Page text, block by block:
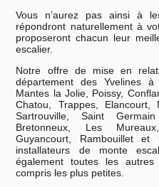
Vous n’aurez pas ainsi à
répondront naturellement à
proposeront chacun leur
escalier.
Notre offre de mise en
département des Yvelines à
Mantes la Jolie, Poissy,
Chatou, Trappes,
Sartrouville, Saint
Bretonneux, Les
Guyancourt, Rambouillet
installateurs de monte
également toutes les
compris les plus petites.